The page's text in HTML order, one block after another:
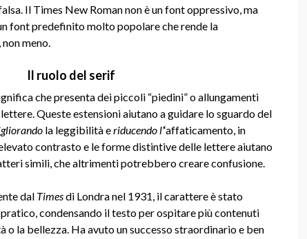
Il Times New Roman non è un font oppressivo, ma
font predefinito molto popolare che rende la
meno.
Il ruolo del serif
che presenta dei piccoli “piedini” o allungamenti
Queste estensioni aiutano a guidare lo sguardo del
la leggibilità eriducendo l’‘affaticamento, in
contrasto e le forme distintive delle lettere aiutano
simili, che altrimenti potrebbero creare confusione.
dal Timesdi Londra nel 1931, il carattere è stato
condensando il testo per ospitare più contenuti
o la bellezza. Ha avuto un successo straordinario e ben